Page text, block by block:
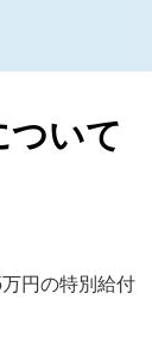
ついて
円の特別給付